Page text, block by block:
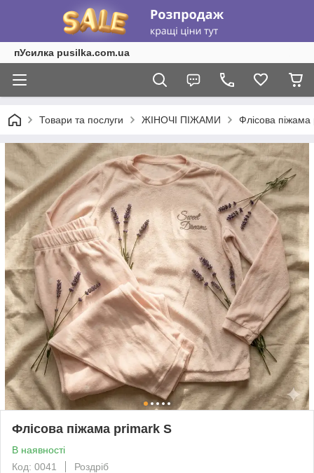
пУсилка pusilka.com.ua
Товари та послуги ЖІНОЧІ ПІЖАМИ Флісова
Флісова піжама primark S
В наявності
Код: 0041
Роздріб